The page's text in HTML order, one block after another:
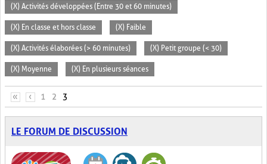
(X) Activités développées (Entre 30 et 60 minutes)
(X) En classe et hors classe (X) Faible
(X) Activités élaborées (> 60 minutes) (X) Petit groupe (< 30)
(X) Moyenne (X) En plusieurs séances
PAGES
« ‹ 1 2 3
LE FORUM DE DISCUSSION